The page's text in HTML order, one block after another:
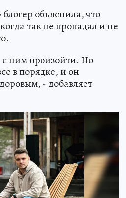
блогер объяснила, что
так не пропадал и не
с ним произойти. Но
в порядке, и он
- добавляет